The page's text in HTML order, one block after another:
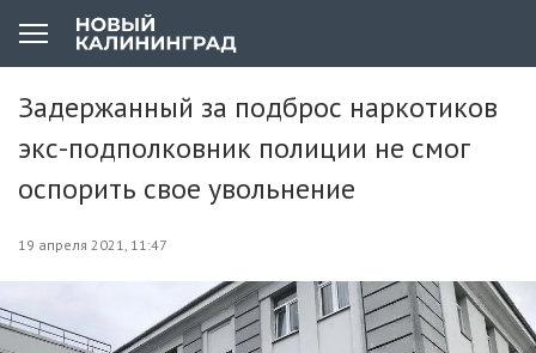
Задержанный за подброс наркотиков
экс-подполковник полиции не смог
оспорить свое увольнение
19 апреля 2021, 11:47